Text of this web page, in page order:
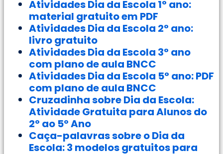
Atividades Dia da Escola 1° ano:
material gratuito em PDF
Atividades Dia da Escola 2° ano:
livro gratuito
Atividades Dia da Escola 3° ano
com plano de aula BNCC
Atividades Dia da Escola 5° ano: PDF
com plano de aula BNCC
Cruzadinha sobre Dia da Escola:
Atividade Gratuita para Alunos do
2º ao 5º Ano
Caça-palavras sobre o Dia da
Escola: 3 modelos gratuitos para